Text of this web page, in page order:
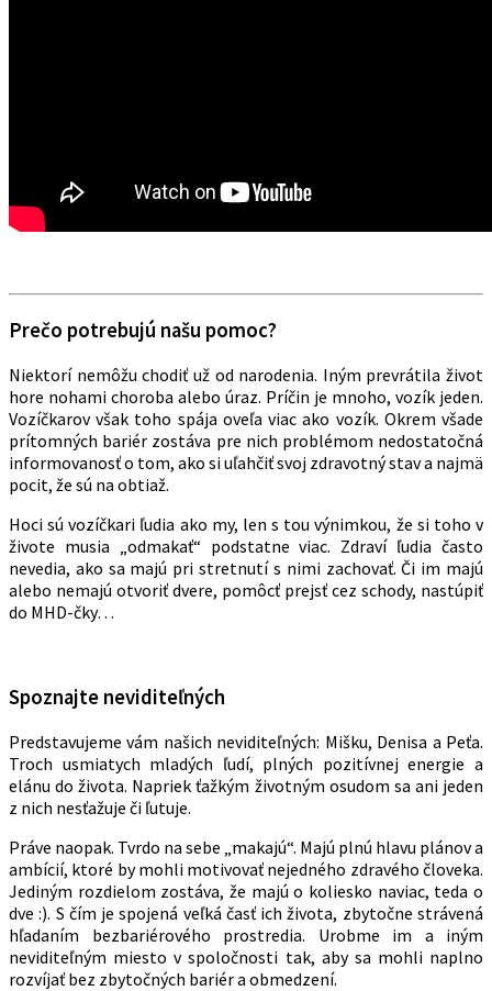
Prečo potrebujú našu pomoc?
Niektorí nemôžu chodiť už od narodenia. Iným prevrátila život
hore nohami choroba alebo úraz. Príčin je mnoho, vozík jeden.
Vozíčkarov však toho spája oveľa viac ako vozík. Okrem všade
prítomných bariér zostáva pre nich problémom nedostatočná
informovanosť o tom, ako si uľahčiť svoj zdravotný stav a najmä
pocit, že sú na obtiaž.
Hoci sú vozíčkari ľudia ako my, len s tou výnimkou, že si toho v
živote musia „odmakať“ podstatne viac. Zdraví ľudia často
nevedia, ako sa majú pri stretnutí s nimi zachovať. Či im majú
alebo nemajú otvoriť dvere, pomôcť prejsť cez schody, nastúpiť
do MHD-čky…
Spoznajte neviditeľných
Predstavujeme vám našich neviditeľných: Mišku, Denisa a Peťa.
Troch usmiatych mladých ľudí, plných pozitívnej energie a
elánu do života. Napriek ťažkým životným osudom sa ani jeden
z nich nesťažuje či ľutuje.
Práve naopak. Tvrdo na sebe „makajú“. Majú plnú hlavu plánov a
ambícií, ktoré by mohli motivovať nejedného zdravého človeka.
Jediným rozdielom zostáva, že majú o koliesko naviac, teda o
dve :). S čím je spojená veľká časť ich života, zbytočne strávená
hľadaním bezbariérového prostredia. Urobme im a iným
neviditeľným miesto v spoločnosti tak, aby sa mohli naplno
rozvíjať bez zbytočných bariér a obmedzení.